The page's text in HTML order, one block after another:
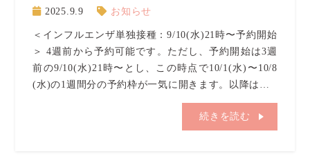
2025.9.9 お知らせ
＜インフルエンザ単独接種：9/10(水)21時〜予約開始
＞ 4週前から予約可能です。ただし、予約開始は3週
前の9/10(水)21時〜とし、この時点で10/1(水)〜10/8
(水)の1週間分の予約枠が一気に開きます。以降は…
続きを読む